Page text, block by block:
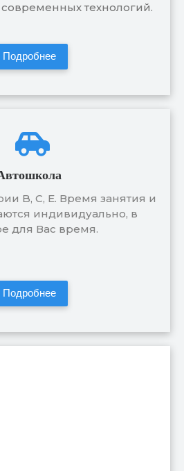
технологий.
Подробнее
B, C, E. Время занятия и
индивидуально, в
для Вас время.
Подробнее